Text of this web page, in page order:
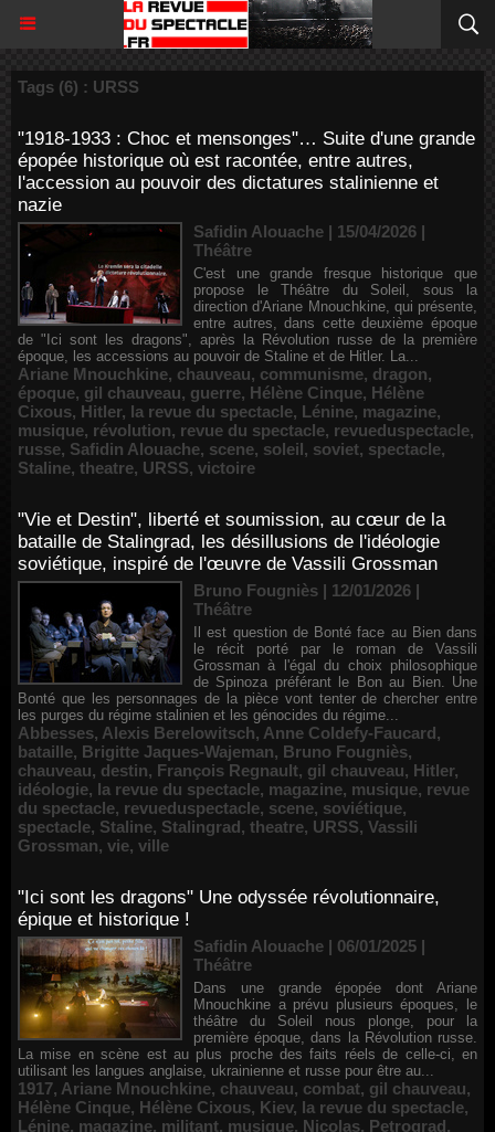
Tags (6) : URSS
"1918-1933 : Choc et mensonges"… Suite d'une grande
épopée historique où est racontée, entre autres,
l'accession au pouvoir des dictatures stalinienne et
nazie
Safidin Alouache | 15/04/2026 |
Théâtre
C'est une grande fresque historique que
propose le Théâtre du Soleil, sous la
direction d'Ariane Mnouchkine, qui présente,
entre autres, dans cette deuxième époque
de "Ici sont les dragons", après la Révolution russe de la première
époque, les accessions au pouvoir de Staline et de Hitler. La...
Ariane Mnouchkine, chauveau, communisme, dragon,
époque, gil chauveau, guerre, Hélène Cinque, Hélène
Cixous, Hitler, la revue du spectacle, Lénine, magazine,
musique, révolution, revue du spectacle, revueduspectacle,
russe, Safidin Alouache, scene, soleil, soviet, spectacle,
Staline, theatre, URSS, victoire
"Vie et Destin", liberté et soumission, au cœur de la
bataille de Stalingrad, les désillusions de l'idéologie
soviétique, inspiré de l'œuvre de Vassili Grossman
Bruno Fougniès | 12/01/2026 |
Théâtre
Il est question de Bonté face au Bien dans
le récit porté par le roman de Vassili
Grossman à l'égal du choix philosophique
de Spinoza préférant le Bon au Bien. Une
Bonté que les personnages de la pièce vont tenter de chercher entre
les purges du régime stalinien et les génocides du régime...
Abbesses, Alexis Berelowitsch, Anne Coldefy-Faucard,
bataille, Brigitte Jaques-Wajeman, Bruno Fougniès,
chauveau, destin, François Regnault, gil chauveau, Hitler,
idéologie, la revue du spectacle, magazine, musique, revue
du spectacle, revueduspectacle, scene, soviétique,
spectacle, Staline, Stalingrad, theatre, URSS, Vassili
Grossman, vie, ville
"Ici sont les dragons" Une odyssée révolutionnaire,
épique et historique !
Safidin Alouache | 06/01/2025 |
Théâtre
Dans une grande épopée dont Ariane
Mnouchkine a prévu plusieurs époques, le
théâtre du Soleil nous plonge, pour la
première époque, dans la Révolution russe.
La mise en scène est au plus proche des faits réels de celle-ci, en
utilisant les langues anglaise, ukrainienne et russe pour être au...
1917, Ariane Mnouchkine, chauveau, combat, gil chauveau,
Hélène Cinque, Hélène Cixous, Kiev, la revue du spectacle,
Lénine, magazine, militant, musique, Nicolas, Petrograd,